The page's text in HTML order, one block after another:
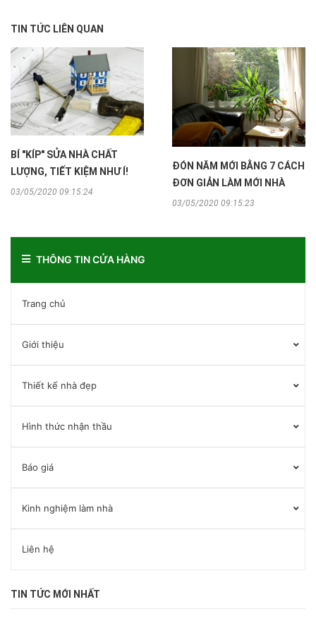
THÔNG TIN CỬA HÀNG
Trang chủ
Giới thiệu
Thiết kế nhà đẹp
Hình thức nhận thầu
Báo giá
Kinh nghiệm làm nhà
Liên hệ
TIN TỨC MỚI NHẤT
TIN TỨC LIÊN QUAN
BÍ "KÍP" SỬA NHÀ CHẤT
LƯỢNG, TIẾT KIỆM NHƯ Í!
03/05/2020 09:15:24
ĐÓN NĂM MỚI BẰNG 7 CÁCH
ĐƠN GIẢN LÀM MỚI NHÀ
03/05/2020 09:15:23